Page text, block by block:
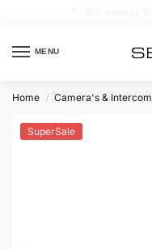
MENU
product…
Home / Camera's & Intercom
SuperSale